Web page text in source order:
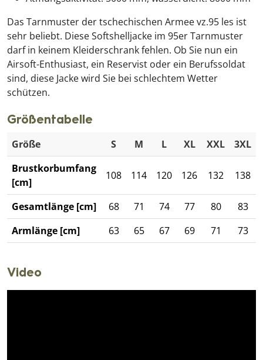
Das Tarnmuster der tschechischen Armee vz.95 les ist
sehr beliebt. Diese Softshelljacke im 95er Tarnmuster
darf in keinem Kleiderschrank fehlen. Ob Sie nun ein
Airsoft-Enthusiast, ein Reservist oder ein Berufssoldat
sind, diese Jacke wird Sie bei schlechtem Wetter
schützen.
Größentabelle
Größe S M L XL XXL
3XL
Brustkorbumfang
[cm]
108 114 120 126 132 138
Gesamtlänge [cm] 68 71 74 77 80
83
Armlänge [cm]
63 65 67 69 71 73
Video